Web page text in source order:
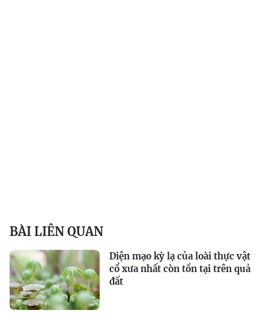
BÀI LIÊN QUAN
Diện mạo kỳ lạ của loài thực vật
cổ xưa nhất còn tồn tại trên quả
đất